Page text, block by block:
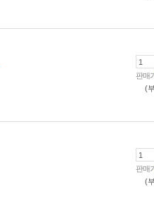
판매
(
판매
(